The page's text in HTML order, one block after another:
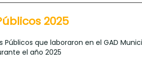
2025
Públicos que laboraron en el GAD
el año 2025